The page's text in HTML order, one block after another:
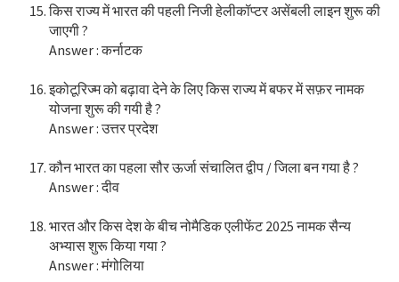
किस राज्य में भारत की पहली निजी हेलीकॉप्टर असेंबली लाइन शुरू की
जाएगी ?
Answer : कर्नाटक
इकोटूरिज्म को बढ़ावा देने के लिए किस राज्य में बफर में सफ़र नामक
योजना शुरू की गयी है ?
Answer : उत्तर प्रदेश
कौन भारत का पहला सौर ऊर्जा संचालित द्वीप / जिला बन गया है ?
Answer : दीव
भारत और किस देश के बीच नोमैडिक एलीफेंट 2025 नामक सैन्य
अभ्यास शुरू किया गया ?
Answer : मंगोलिया